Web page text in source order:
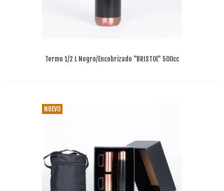
Termo 1/2 L Negro/encobrizado "BRISTOL" 500cc
NUEVO